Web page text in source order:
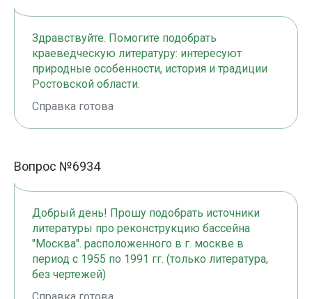
Здравствуйте. Помогите подобрать
краеведческую литературу: интересуют
природные особенности, история и традиции
Ростовской области.
Справка готова
Вопрос №6934
Добрый день! Прошу подобрать источники
литературы про реконструкцию бассейна
"Москва". расположенного в г. москве в
период с 1955 по 1991 гг. (только литература,
без чертежей)